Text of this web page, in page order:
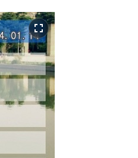
fullscreen